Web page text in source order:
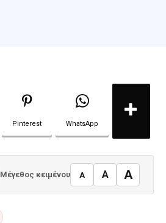
Pinterest WhatsApp
Μέγεθος κειμένου A A A